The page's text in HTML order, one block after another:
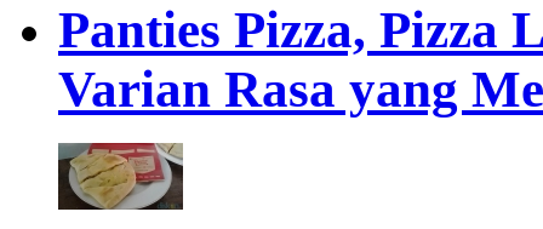
Panties Pizza, Pizza
Varian Rasa yang